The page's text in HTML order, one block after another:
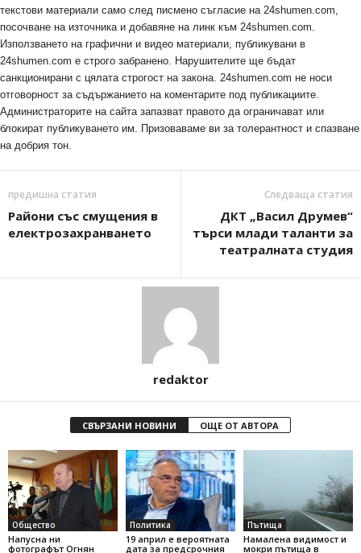
текстови материали само след писмено съгласие на 24shumen.com,
посочване на източника и добавяне на линк към 24shumen.com.
Използването на графични и видео материали, публикувани в
24shumen.com е строго забранено. Нарушителите ще бъдат
санкционирани с цялата строгост на закона. 24shumen.com не носи
отговорност за съдържанието на коментарите под публикациите.
Администраторите на сайта запазват правото да ограничават или
блокират публикуването им. Призоваваме ви за толерантност и спазване
на добрия тон.
предишна статия
Райони със смущения в
електрозахранването
Следваща статия
ДКТ „Васил Друмев“
търси млади таланти за
театралната студия
redaktor
СВЪРЗАНИ НОВИНИ ОЩЕ ОТ АВТОРА
Общество
Напусна ни
фотографът Огнян
Политика
19 април е вероятната
дата за предсрочния
Пътища
Намалена видимост и
мокри пътища в